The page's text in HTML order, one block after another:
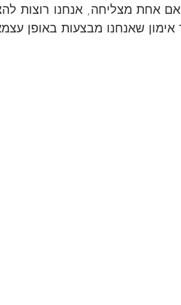
אחת מצליחה, אנחנו רוצות
שאנחנו מבצעות באופן